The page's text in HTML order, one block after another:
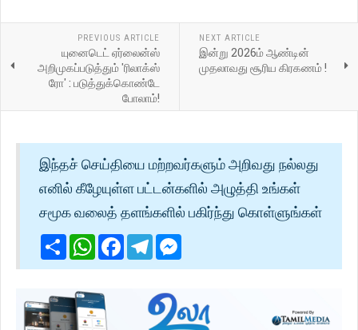
PREVIOUS ARTICLE
யுனைடெட் ஏர்லைன்ஸ்
அறிமுகப்படுத்தும் 'ரிலாக்ஸ்
ரோ' : படுத்துக்கொண்டே
போலாம்!
NEXT ARTICLE
இன்று 2026ம் ஆண்டின்
முதலாவது சூரிய கிரகணம் !
இந்தச் செய்தியை மற்றவர்களும் அறிவது நல்லது
எனில் கீழேயுள்ள பட்டன்களில் அழுத்தி உங்கள்
சமூக வலைத் தளங்களில் பகிர்ந்து கொள்ளுங்கள்
ShareWhatsApp
Facebook
Telegram